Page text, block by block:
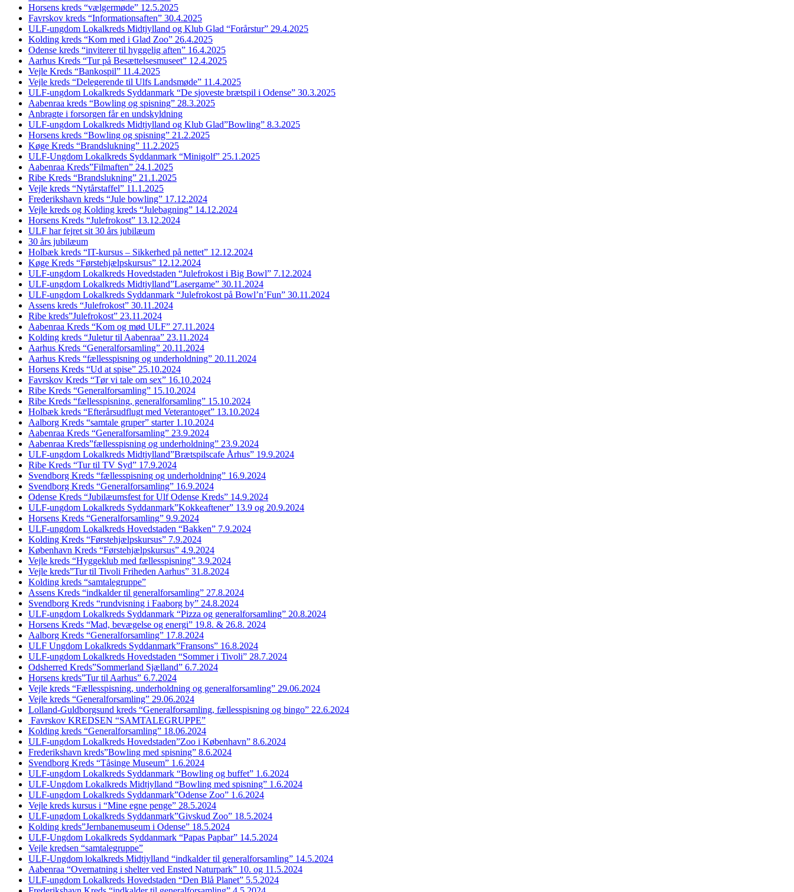
Horsens kreds “vælgermøde” 12.5.2025
Favrskov kreds “Informationsaften” 30.4.2025
ULF-ungdom Lokalkreds Midtjylland og Klub Glad “Forårstur” 29.4.2025
Kolding kreds “Kom med i Glad Zoo” 26.4.2025
Odense kreds “inviterer til hyggelig aften” 16.4.2025
Aarhus Kreds “Tur på Besættelsesmuseet” 12.4.2025
Vejle Kreds “Bankospil” 11.4.2025
Vejle kreds “Delegerende til Ulfs Landsmøde” 11.4.2025
ULF-ungdom Lokalkreds Syddanmark “De sjoveste brætspil i Odense” 30.3.2025
Aabenraa kreds “Bowling og spisning” 28.3.2025
Anbragte i forsorgen får en undskyldning
ULF-ungdom Lokalkreds Midtjylland og Klub Glad”Bowling” 8.3.2025
Horsens kreds “Bowling og spisning” 21.2.2025
Køge Kreds “Brandslukning” 11.2.2025
ULF-Ungdom Lokalkreds Syddanmark “Minigolf” 25.1.2025
Aabenraa Kreds”Filmaften” 24.1.2025
Ribe Kreds “Brandslukning” 21.1.2025
Vejle kreds “Nytårstaffel” 11.1.2025
Frederikshavn kreds “Jule bowling” 17.12.2024
Vejle kreds og Kolding kreds “Julebagning” 14.12.2024
Horsens Kreds “Julefrokost” 13.12.2024
ULF har fejret sit 30 års jubilæum
30 års jubilæum
Holbæk kreds “IT-kursus – Sikkerhed på nettet” 12.12.2024
Køge Kreds “Førstehjælpskursus” 12.12.2024
ULF-ungdom Lokalkreds Hovedstaden “Julefrokost i Big Bowl” 7.12.2024
ULF-ungdom Lokalkreds Midtjylland”Lasergame” 30.11.2024
ULF-ungdom Lokalkreds Syddanmark “Julefrokost på Bowl’n’Fun” 30.11.2024
Assens kreds “Julefrokost” 30.11.2024
Ribe kreds”Julefrokost” 23.11.2024
Aabenraa Kreds “Kom og mød ULF” 27.11.2024
Kolding kreds “Juletur til Aabenraa” 23.11.2024
Aarhus Kreds “Generalforsamling” 20.11.2024
Aarhus Kreds “fællesspisning og underholdning” 20.11.2024
Horsens Kreds “Ud at spise” 25.10.2024
Favrskov Kreds “Tør vi tale om sex” 16.10.2024
Ribe Kreds “Generalforsamling” 15.10.2024
Ribe Kreds “fællesspisning, generalforsamling” 15.10.2024
Holbæk kreds “Efterårsudflugt med Veterantoget” 13.10.2024
Aalborg Kreds “samtale gruper” starter 1.10.2024
Aabenraa Kreds “Generalforsamling” 23.9.2024
Aabenraa Kreds”fællesspisning og underholdning” 23.9.2024
ULF-ungdom Lokalkreds Midtjylland”Brætspilscafe Århus” 19.9.2024
Ribe Kreds “Tur til TV Syd” 17.9.2024
Svendborg Kreds “fællesspisning og underholdning” 16.9.2024
Svendborg Kreds “Generalforsamling” 16.9.2024
Odense Kreds “Jubilæumsfest for Ulf Odense Kreds” 14.9.2024
ULF-ungdom Lokalkreds Syddanmark”Kokkeaftener” 13.9 og 20.9.2024
Horsens Kreds “Generalforsamling” 9.9.2024
ULF-ungdom Lokalkreds Hovedstaden “Bakken” 7.9.2024
Kolding Kreds “Førstehjælpskursus” 7.9.2024
København Kreds “Førstehjælpskursus” 4.9.2024
Vejle kreds “Hyggeklub med fællesspisning” 3.9.2024
Vejle kreds”Tur til Tivoli Friheden Aarhus” 31.8.2024
Kolding kreds “samtalegruppe”
Assens Kreds “indkalder til generalforsamling” 27.8.2024
Svendborg Kreds “rundvisning i Faaborg by” 24.8.2024
ULF-ungdom Lokalkreds Syddanmark “Pizza og generalforsamling” 20.8.2024
Horsens Kreds “Mad, bevægelse og energi” 19.8. & 26.8. 2024
Aalborg Kreds “Generalforsamling” 17.8.2024
ULF Ungdom Lokalkreds Syddanmark”Fransons” 16.8.2024
ULF-ungdom Lokalkreds Hovedstaden “Sommer i Tivoli” 28.7.2024
Odsherred Kreds”Sommerland Sjælland” 6.7.2024
Horsens kreds”Tur til Aarhus” 6.7.2024
Vejle kreds “Fællesspisning, underholdning og generalforsamling” 29.06.2024
Vejle kreds “Generalforsamling” 29.06.2024
Lolland-Guldborgsund kreds “Generalforsamling, fællesspisning og bingo” 22.6.2024
Favrskov KREDSEN “SAMTALEGRUPPE”
Kolding kreds “Generalforsamling” 18.06.2024
ULF-ungdom Lokalkreds Hovedstaden”Zoo i København” 8.6.2024
Frederikshavn kreds”Bowling med spisning” 8.6.2024
Svendborg Kreds “Tåsinge Museum” 1.6.2024
ULF-ungdom Lokalkreds Syddanmark “Bowling og buffet” 1.6.2024
ULF-Ungdom Lokalkreds Midtjylland “Bowling med spisning” 1.6.2024
ULF-ungdom Lokalkreds Syddanmark”Odense Zoo” 1.6.2024
Vejle kreds kursus i “Mine egne penge” 28.5.2024
ULF-ungdom Lokalkreds Syddanmark”Givskud Zoo” 18.5.2024
Kolding kreds”Jernbanemuseum i Odense” 18.5.2024
ULF-Ungdom Lokalkreds Syddanmark “Papas Papbar” 14.5.2024
Vejle kredsen “samtalegruppe”
ULF-Ungdom lokalkreds Midtjylland “indkalder til generalforsamling” 14.5.2024
Aabenraa “Overnatning i shelter ved Ensted Naturpark” 10. og 11.5.2024
ULF-ungdom Lokalkreds Hovedstaden “Den Blå Planet” 5.5.2024